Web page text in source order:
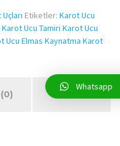
Etiketler: Karot Ucu
Ucu Tamiri Karot Ucu
Ucu Elmas Kaynatma Karot
Whatsapp